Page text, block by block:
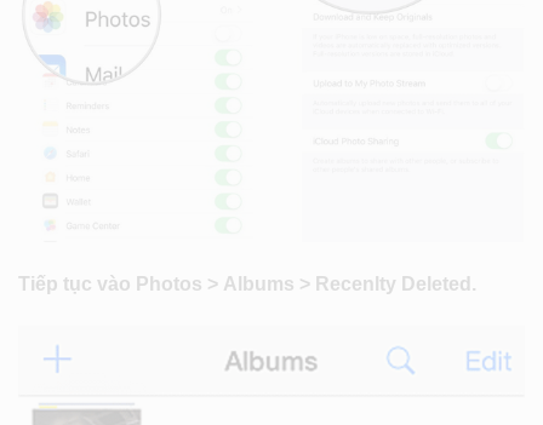
Tiếp tục vào Photos > Albums > Recenlty Deleted.